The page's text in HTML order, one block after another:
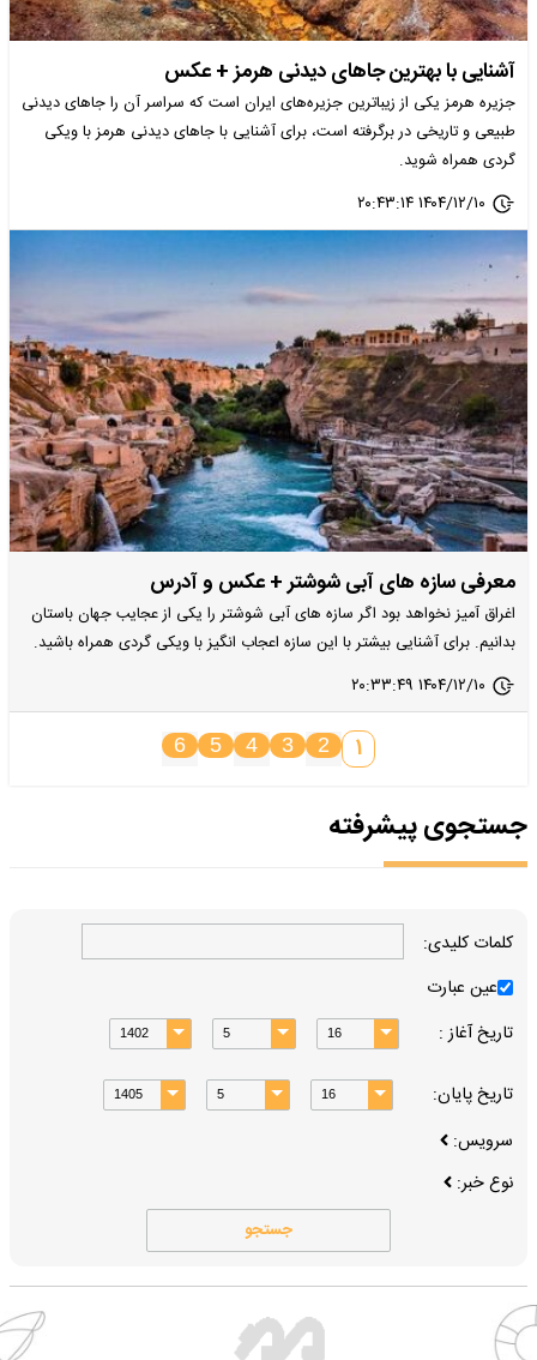
آشنایی با بهترین جاهای دیدنی هرمز + عکس
جزیره هرمز یکی از زیباترین جزیره‌های ایران است که سراسر آن را جاهای دیدنی
طبیعی و تاریخی در برگرفته است، برای آشنایی با جاهای دیدنی هرمز با ویکی
گردی همراه شوید.
۱۴۰۴/۱۲/۱۰ ۲۰:۴۳:۱۴
معرفی سازه های آبی شوشتر + عکس و آدرس
اغراق آمیز نخواهد بود اگر سازه های آبی شوشتر را یکی از عجایب جهان باستان
بدانیم. برای آشنایی بیشتر با این سازه اعجاب انگیز با ویکی گردی همراه باشید.
۱۴۰۴/۱۲/۱۰ ۲۰:۳۳:۴۹
1
2
3
4
5
6
جستجوی پیشرفته
کلمات کلیدی:
عین عبارت
تاریخ آغاز :
تاریخ پایان:
سرویس:
نوع خبر:
جستجو